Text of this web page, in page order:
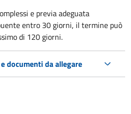
e previa adeguata
entro 30 giorni, il termine può
di 120 giorni.
documenti da allegare